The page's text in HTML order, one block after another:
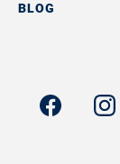
BLOG